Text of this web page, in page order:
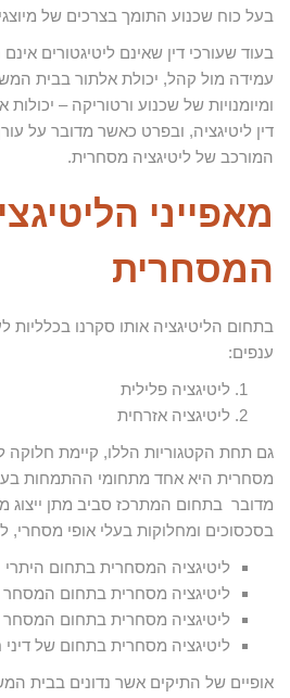
בעל כוח שכנוע התומך בצרכים של
בעוד שעורכי דין שאינם ליטיגטורים אינם
עמידה מול קהל, יכולת אלתור בבית
ומיומנויות של שכנוע ורטוריקה –
דין ליטיגציה, ובפרט כאשר מדובר על
המורכב של ליטיגציה מסחרית.
מאפייני
המסחרית
בתחום הליטיגציה אותו סקרנו בכלליות
ענפים:
ליטיגציה פלילית
ליטיגציה אזרחית
גם תחת הקטגוריות הללו, קיימת חלוקה
מסחרית היא אחד מתחומי ההתמחות
מדובר בתחום המתרכז סביב מתן ייצוג
בסכסוכים ומחלוקות בעלי אופי מסחרי,
ליטיגציה המסחרית בתחום היתרי
ליטיגציה מסחרית בתחום המסחר
ליטיגציה מסחרית בתחום
ליטיגציה מסחרית בתחום של
אופיים של התיקים אשר נדונים בבית